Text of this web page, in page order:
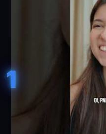
1